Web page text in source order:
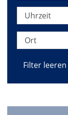
Uhrzeit
Ort
Filter leeren